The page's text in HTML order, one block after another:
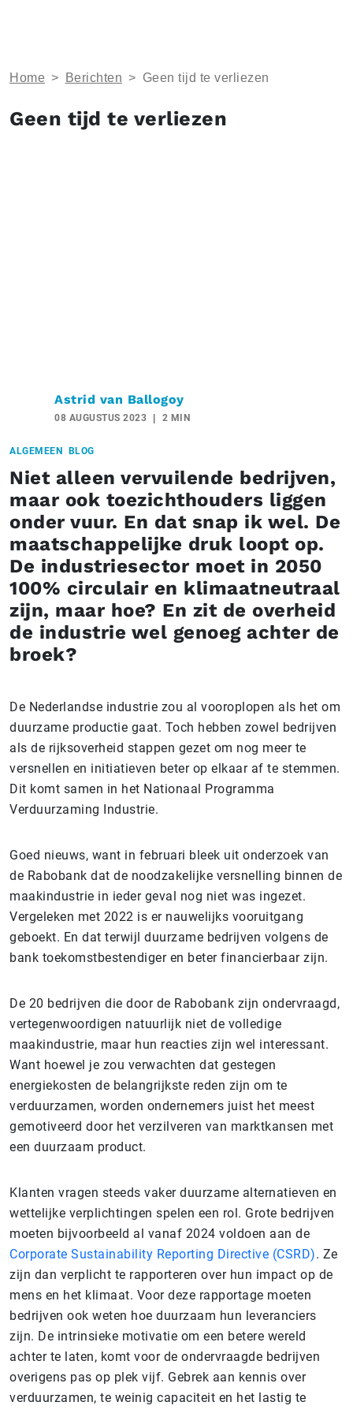
Home > Berichten > Geen tijd te verliezen
Geen tijd te verliezen
Astrid van Ballogoy
08 AUGUSTUS 2023 2 MIN
ALGEMEEN BLOG
Niet alleen vervuilende bedrijven,
maar ook toezichthouders liggen
onder vuur. En dat snap ik wel. De
maatschappelijke druk loopt op.
De industriesector moet in 2050
100% circulair en klimaatneutraal
zijn, maar hoe? En zit de overheid
de industrie wel genoeg achter de
broek?
De Nederlandse industrie zou al vooroplopen als het om
duurzame productie gaat. Toch hebben zowel bedrijven
als de rijksoverheid stappen gezet om nog meer te
versnellen en initiatieven beter op elkaar af te stemmen.
Dit komt samen in het Nationaal Programma
Verduurzaming Industrie.
Goed nieuws, want in februari bleek uit onderzoek van
de Rabobank dat de noodzakelijke versnelling binnen de
maakindustrie in ieder geval nog niet was ingezet.
Vergeleken met 2022 is er nauwelijks vooruitgang
geboekt. En dat terwijl duurzame bedrijven volgens de
bank toekomstbestendiger en beter financierbaar zijn.
De 20 bedrijven die door de Rabobank zijn ondervraagd,
vertegenwoordigen natuurlijk niet de volledige
maakindustrie, maar hun reacties zijn wel interessant.
Want hoewel je zou verwachten dat gestegen
energiekosten de belangrijkste reden zijn om te
verduurzamen, worden ondernemers juist het meest
gemotiveerd door het verzilveren van marktkansen met
een duurzaam product.
Klanten vragen steeds vaker duurzame alternatieven en
wettelijke verplichtingen spelen een rol. Grote bedrijven
moeten bijvoorbeeld al vanaf 2024 voldoen aan de
Corporate Sustainability Reporting Directive (CSRD). Ze
zijn dan verplicht te rapporteren over hun impact op de
mens en het klimaat. Voor deze rapportage moeten
bedrijven ook weten hoe duurzaam hun leveranciers
zijn. De intrinsieke motivatie om een betere wereld
achter te laten, komt voor de ondervraagde bedrijven
overigens pas op plek vijf. Gebrek aan kennis over
verduurzamen, te weinig capaciteit en het lastig te